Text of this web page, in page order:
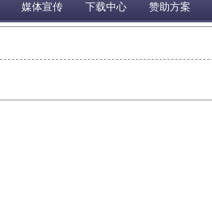
媒体宣传 下载中心 赞助方案